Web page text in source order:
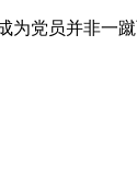
党员并非